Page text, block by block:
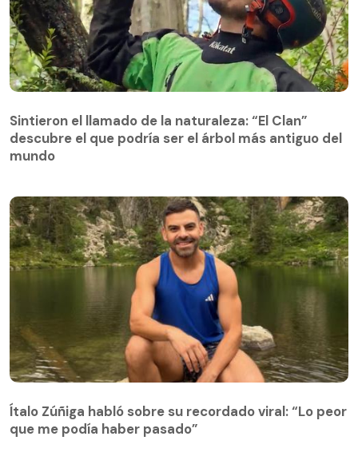
descubre el que podría ser el árbol más antiguo del
mundo
Sintieron el llamado de la naturaleza: “El Clan”
descubre el que podría ser el árbol más antiguo del
mundo
Ítalo Zúñiga habló sobre su recordado viral: “Lo peor
que me podía haber pasado”